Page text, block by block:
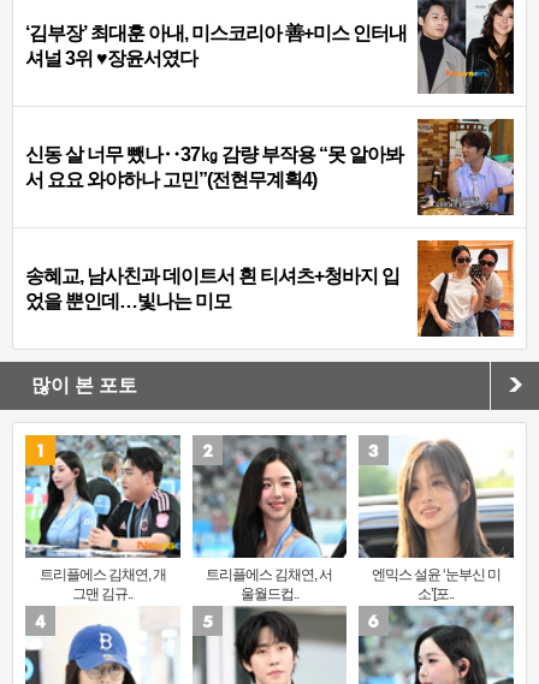
‘김부장’ 최대훈 아내, 미스코리아 善+미스 인터내
셔널 3위 ♥장윤서였다
신동 살 너무 뺐나‥37㎏ 감량 부작용 “못 알아봐
서 요요 와야하나 고민”(전현무계획4)
송혜교, 남사친과 데이트서 흰 티셔츠+청바지 입
었을 뿐인데…빛나는 미모
많이 본 포토
트리플에스 김채연, 개
그맨 김규..
트리플에스 김채연, 서
울월드컵..
엔믹스 설윤 ‘눈부신 미
소’[포..